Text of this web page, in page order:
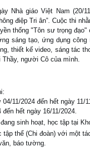
Nhà giáo Việt Nam (20/
điệp Tri ân”. Cuộc thi
thống "Tôn sư trọng
sáng tạo, ứng dụng
thiết kế video, sáng tác
người Cô của mình.
11/2024 đến hết ngày 11/
hết ngày 16/11/2024.
sinh hoạt, học tập tại
thể (Chi đoàn) với một
báo tường.